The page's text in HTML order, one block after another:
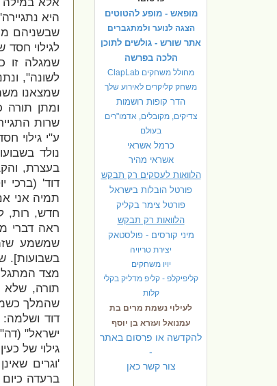
מופאש - מופע להטוטים
הצגה לנוער ולמתגברים
אתר שורש - גולשים לתוכן
הלכה בפרשה
מחולל משחקים ClapLab
משחק קליקרים לאירוע שלך
הדר קופות רושמות
צדיקים, מקובלים, אדמו"רים
בעולם
כרמל אשראי
אשראי מהיר
הלוואות לעסקים רק תבקש
פורטל הובלות בישראל
פורטל צימר בקליק
הלוואות רק תבקש
מיני קורסים - פולסטאק
יצירת טריויה
יויו משחקים
קליפיקלפ - קליפ מדליק בקלי
קלות
לעילוי נשמת מרים בת
עמנואל ועזרא בן יוסף
להקדשה או פרסום באתר
-
צור קשר כאן
היא
שבשניהם
לגילוי
שמגלה זו
לשונה",
שמצאנו
ומתן תורה
שרות
ע"י גילוי
נולד
בעצרת,
דוד' (ברכי
תמיה אני
חדש, רות,
ראה דברי
שמשמע
בשבועות].
מצד
תורה, שלא
שהמלך
דוד
ישראל"
גילוי של
'וגרים
ברעדה כיום